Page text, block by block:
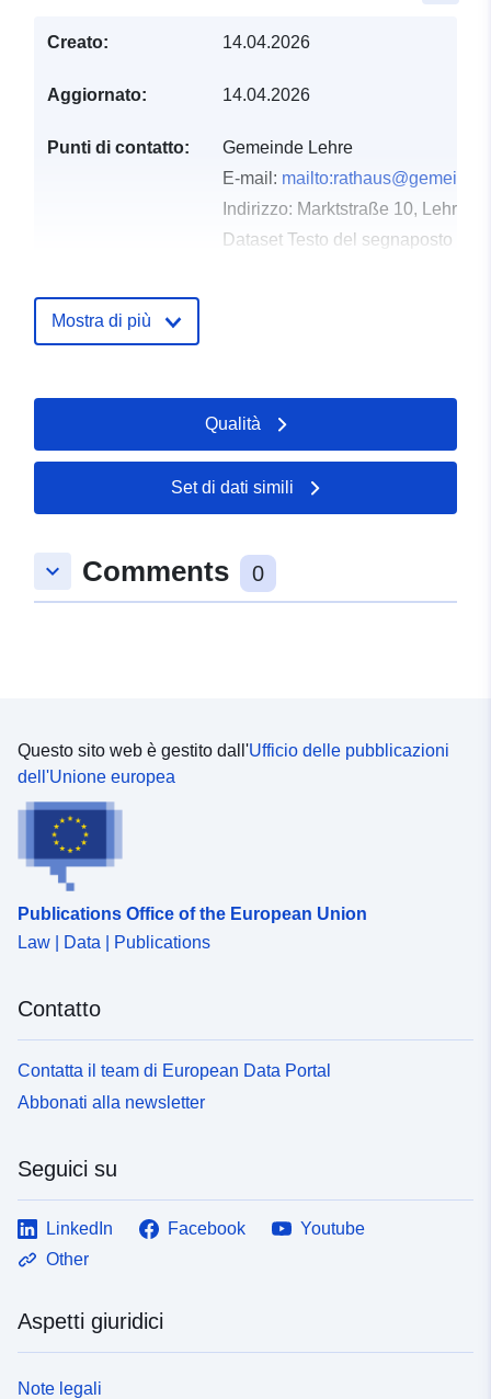
Creato: 14.04.2026
Aggiornato: 14.04.2026
Punti di contatto:
Gemeinde Lehre
E-mail:
Indirizzo: Marktstraße 10, Lehre,
Dataset Testo del segnaposto
Registro del
catalogo:
Spaziale: Coordinate: [ [ 10.6601186,
52.3387283 ], [ 10.6676934,
52.3387283 ], [ 10.6676934,
52.336007 ], [ 10.6601186,
uriRef:
http://data.europa.eu/88u/dataset/
Mostra di più
Qualità
Set di dati simili
keyboard_arrow_down Comments 0
Questo sito web è gestito dall'Ufficio delle pubblicazioni
dell'Unione europea
Publications Office of the European Union
Law | Data | Publications
Contatto
Contatta il team di European Data Portal
Abbonati alla newsletter
Seguici su
LinkedIn Facebook
Youtube
Other
Aspetti giuridici
Note legali